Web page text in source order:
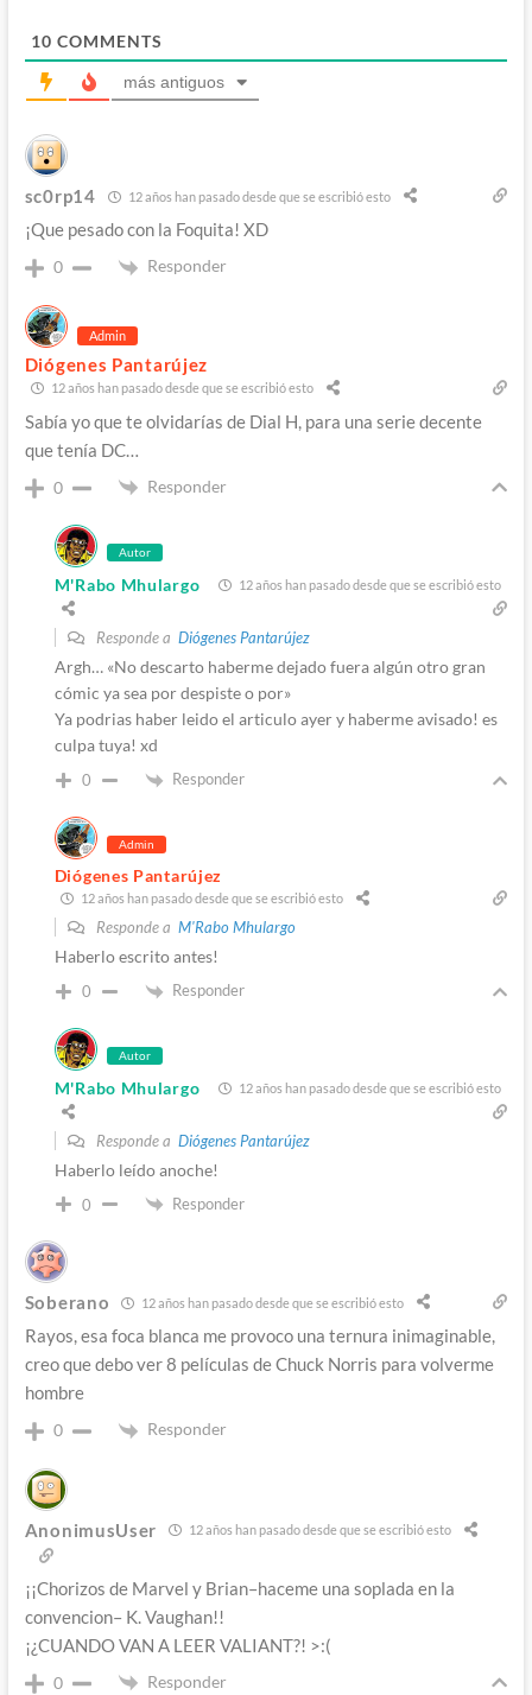
10 COMMENTS
más antiguos
sc0rp14 12 años han pasado desde que se escribió esto
¡Que pesado con la Foquita! XD
0 Responder
Admin
Diógenes Pantarújez
12 años han pasado desde que se escribió esto
Sabía yo que te olvidarías de Dial H, para una serie decente
que tenía DC…
0 Responder
Autor
M'Rabo Mhulargo 12 años han pasado desde que se escribió esto
Responde a Diógenes Pantarújez
Argh… «No descarto haberme dejado fuera algún otro gran
cómic ya sea por despiste o por»
Ya podrias haber leido el articulo ayer y haberme avisado! es
culpa tuya! xd
0 Responder
Admin
Diógenes Pantarújez
12 años han pasado desde que se escribió esto
Responde a M'Rabo Mhulargo
Haberlo escrito antes!
0 Responder
Autor
M'Rabo Mhulargo 12 años han pasado desde que se escribió esto
Responde a Diógenes Pantarújez
Haberlo leído anoche!
0 Responder
Soberano 12 años han pasado desde que se escribió esto
Rayos, esa foca blanca me provoco una ternura inimaginable,
creo que debo ver 8 películas de Chuck Norris para volverme
hombre
0 Responder
AnonimusUser 12 años han pasado desde que se escribió esto
¡¡Chorizos de Marvel y Brian–haceme una soplada en la
convencion– K. Vaughan!!
¡¿CUANDO VAN A LEER VALIANT?! >:(
0 Responder